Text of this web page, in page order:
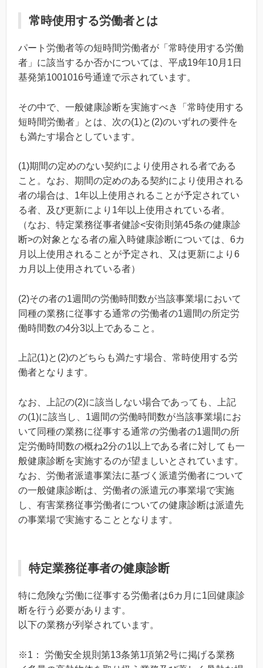
常時使用する労働者とは
パート労働者等の短時間労働者が「常時使用する労働
者」に該当するか否かについては、平成19年10月1日
基発第1001016号通達で示されています。
その中で、一般健康診断を実施すべき「常時使用する
短時間労働者」とは、次の(1)と(2)のいずれの要件を
も満たす場合としています。
(1)期間の定めのない契約により使用される者である
こと。なお、期間の定めのある契約により使用される
者の場合は、1年以上使用されることが予定されてい
る者、及び更新により1年以上使用されている者。
（なお、特定業務従事者健診<安衛則第45条の健康診
断>の対象となる者の雇入時健康診断については、6カ
月以上使用されることが予定され、又は更新により6
カ月以上使用されている者）
(2)その者の1週間の労働時間数が当該事業場において
同種の業務に従事する通常の労働者の1週間の所定労
働時間数の4分3以上であること。
上記(1)と(2)のどちらも満たす場合、常時使用する労
働者となります。
なお、上記の(2)に該当しない場合であっても、上記
の(1)に該当し、1週間の労働時間数が当該事業場にお
いて同種の業務に従事する通常の労働者の1週間の所
定労働時間数の概ね2分の1以上である者に対しても一
般健康診断を実施するのが望ましいとされています。
なお、労働者派遣事業法に基づく派遣労働者について
の一般健康診断は、労働者の派遣元の事業場で実施
し、有害業務従事労働者についての健康診断は派遣先
の事業場で実施することとなります。
特定業務従事者の健康診断
特に危険な労働に従事する労働者は6カ月に1回健康診
断を行う必要があります。
以下の業務が列挙されています。
※1： 労働安全規則第13条第1項第2号に掲げる業務